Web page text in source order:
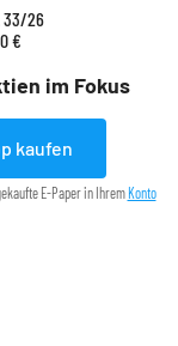
im Fokus
33/26
€
kaufen
E-Paper in Ihrem Konto